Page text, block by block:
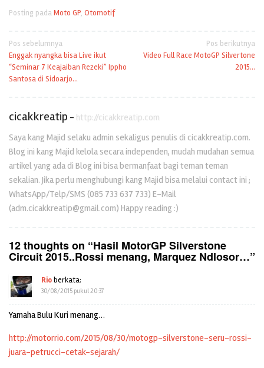
Posting padaMoto GP, Otomotif
Navigasi
pos
Pos sebelumnya
Enggak nyangka bisa Live ikut
“Seminar 7 Keajaiban Rezeki” Ippho
Santosa di Sidoarjo…
Pos berikutnya
Video Full Race MotoGP Silvertone
2015…
cicakkreatip - http://cicakkreatip.com
Saya kang Majid selaku admin sekaligus penulis di cicakkreatip.com.
Blog ini kang Majid kelola secara independen, mudah mudahan semua
artikel yang ada di Blog ini bisa bermanfaat bagi teman teman
sekalian. Jika perlu menghubungi kang Majid bisa melalui contact ini ;
WhatsApp/Telp/SMS (085 733 637 733) E-Mail
(adm.cicakkreatip@gmail.com) Happy reading :)
12 thoughts on “Hasil MotorGP Silverstone
Circuit 2015..Rossi menang, Marquez Ndlosor…”
Rioberkata:
30/08/2015 pukul 20:37
Yamaha Bulu Kuri menang…
http://motorrio.com/2015/08/30/motogp-silverstone-seru-rossi-
juara-petrucci-cetak-sejarah/